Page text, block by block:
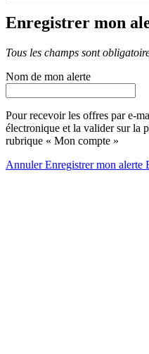
Enregistrer mon
Tous les champs sont
Nom de mon alerte
Pour recevoir les offres par e-
électronique et la valider sur la
rubrique « Mon compte »
AnnulerEnregistrer mon alerte